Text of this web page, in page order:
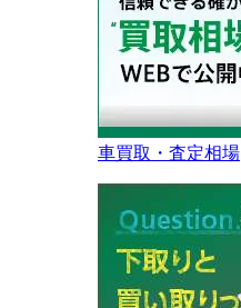
車買取・査定相場